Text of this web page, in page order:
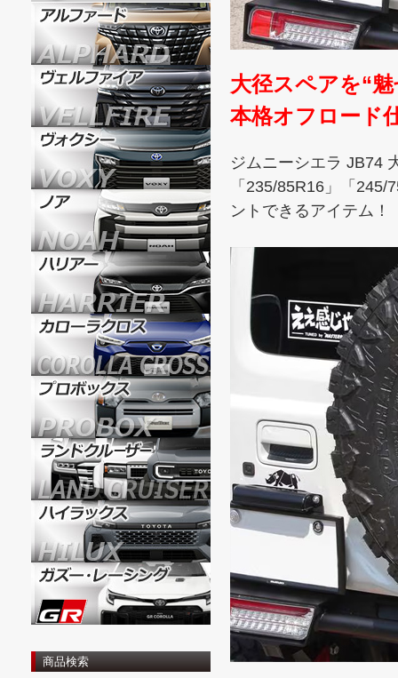
商品検索
大径スペアを“
本格オフロード
ジムニーシエラ JB74
「235/85R16」「
ントできるアイテム！